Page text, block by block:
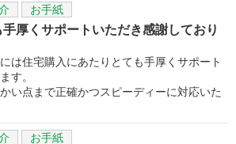
お手紙
厚くサポートいただき感謝しており
は住宅購入にあたりとても手厚くサポート
す。
い点まで正確かつスピーディーに対応いた
お手紙